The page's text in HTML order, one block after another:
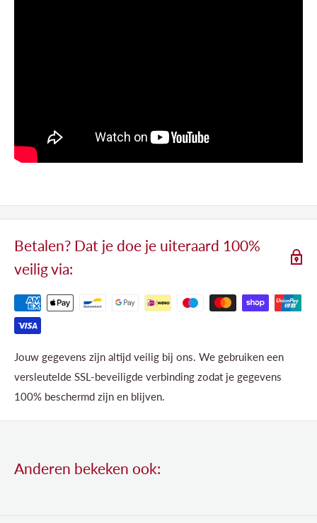
Betalen? Dat je doe je uiteraard 100%
veilig via:
Jouw gegevens zijn altijd veilig bij ons. We gebruiken een
versleutelde SSL-beveiligde verbinding zodat je gegevens
100% beschermd zijn en blijven.
Anderen bekeken ook: